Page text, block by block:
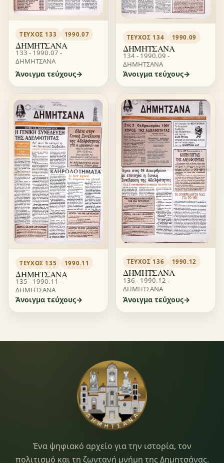
ΤΕΎΧΟΣ 133 1990.07
ΔΗΜΗΤΣΑΝΑ
133 - 1990.07 -
ΔΗΜΗΤΣΑΝΑ
Άνοιγμα τεύχους
ΤΕΎΧΟΣ 134 1990.09
ΔΗΜΗΤΣΑΝΑ
134 - 1990.09 -
ΔΗΜΗΤΣΑΝΑ
Άνοιγμα τεύχους
ΤΕΎΧΟΣ 135 1990.11
ΔΗΜΗΤΣΑΝΑ
135 - 1990.11 -
ΔΗΜΗΤΣΑΝΑ
Άνοιγμα τεύχους
ΤΕΎΧΟΣ 136 1990.12
ΔΗΜΗΤΣΑΝΑ
136 - 1990.12 -
ΔΗΜΗΤΣΑΝΑ
Άνοιγμα τεύχους
Dimitsana.gr
Ένα ψηφιακό αρχείο για την ιστορία, τον
πολιτισμό και τη ζωντανή μνήμη της Δημητσάνας.